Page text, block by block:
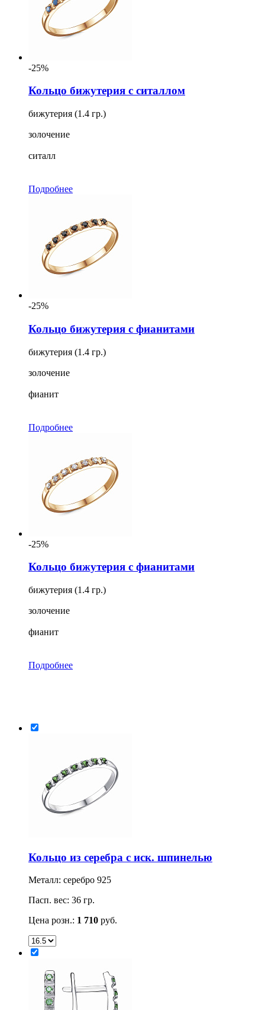
-25%
Кольцо бижутерия с ситаллом
бижутерия (1.4 гр.)
золочение
ситалл
Подробнее
-25%
Кольцо бижутерия с фианитами
бижутерия (1.4 гр.)
золочение
фианит
Подробнее
-25%
Кольцо бижутерия с фианитами
бижутерия (1.4 гр.)
золочение
фианит
Подробнее
Кольцо из серебра с иск. шпинелью
Металл: серебро 925
Пасп. вес: 36 гр.
Цена розн.: 1 710 руб.